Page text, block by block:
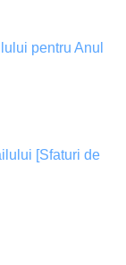
pentru Anul
[Sfaturi de